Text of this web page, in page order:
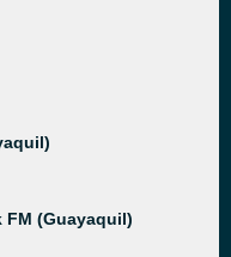
FM (Guayaquil)